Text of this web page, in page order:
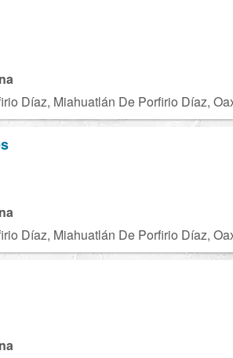
Díaz, Miahuatlán De Porfirio Díaz,
Díaz, Miahuatlán De Porfirio Díaz,